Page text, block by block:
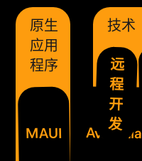
原生
应用
程序
MAUI Avalonia
技术
远
程
开
发